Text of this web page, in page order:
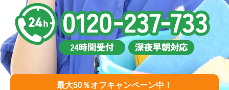
最大50％オフキャンペーン中！